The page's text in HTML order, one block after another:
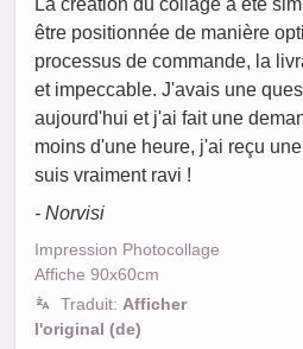
La création du collage a été
être positionnée de manière
processus de commande, la
et impeccable. J'avais une
aujourd'hui et j'ai fait une
moins d'une heure, j'ai reçu
suis vraiment ravi !
- Norvisi
Impression Photocollage
Affiche 90x60cm
Traduit: Afficher
l'original (de)